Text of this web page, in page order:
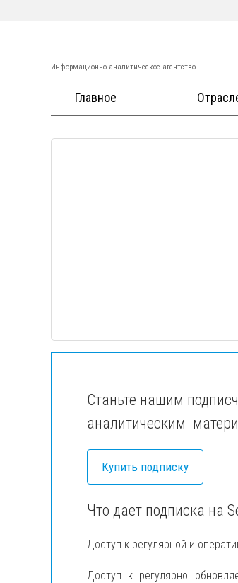
Информационно-аналитическое агентство
Главное
Станьте нашим
аналитическим
Купить подписку
Что дает подписка на
Доступ к регулярной и
Доступ к регулярно